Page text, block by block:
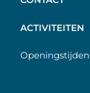
ACTIVITEITEN